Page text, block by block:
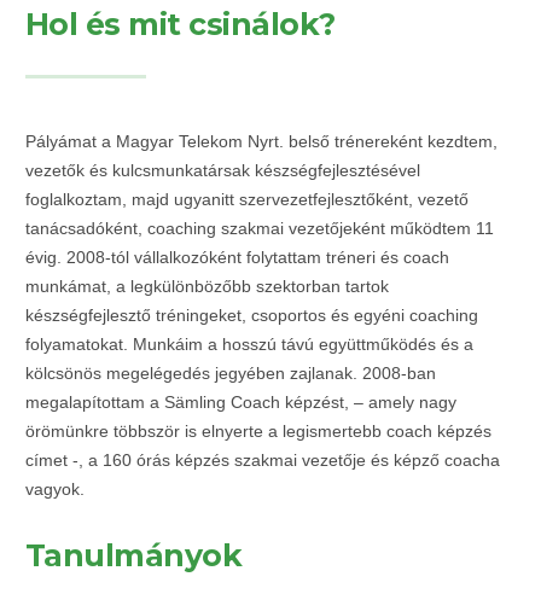
Hol és mit csinálok?
Pályámat a Magyar Telekom Nyrt. belső trénereként kezdtem,
vezetők és kulcsmunkatársak készségfejlesztésével
foglalkoztam, majd ugyanitt szervezetfejlesztőként, vezető
tanácsadóként, coaching szakmai vezetőjeként működtem 11
évig. 2008-tól vállalkozóként folytattam tréneri és coach
munkámat, a legkülönbözőbb szektorban tartok
készségfejlesztő tréningeket, csoportos és egyéni coaching
folyamatokat. Munkáim a hosszú távú együttműködés és a
kölcsönös megelégedés jegyében zajlanak. 2008-ban
megalapítottam a Sämling Coach képzést, – amely nagy
örömünkre többször is elnyerte a legismertebb coach képzés
címet -, a 160 órás képzés szakmai vezetője és képző coacha
vagyok.
Tanulmányok